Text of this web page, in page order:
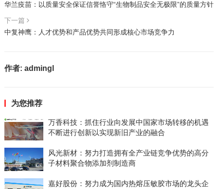
华兰疫苗：以质量安全保证信誉恪守“生物制品安全无极限”的质量方针
下一篇
中复神鹰：人才优势和产品优势共同形成核心市场竞争力
作者: admingl
为您推荐
万香科技：抓住行业向发展中国家市场转移的机遇
不断进行创新以实现新旧产业的融合
风光新材：努力打造拥有全产业链竞争优势的高分
子材料聚合物添加剂制造商
嘉好股份：努力成为国内热熔压敏胶市场的龙头企